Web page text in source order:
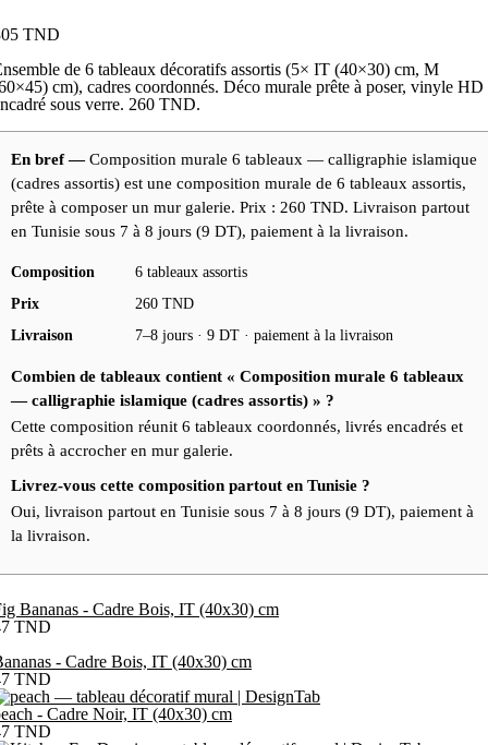
TND
de 6 tableaux décoratifs assortis (5× IT (40×30) cm, M
cm), cadres coordonnés. Déco murale prête à poser, vinyle HD
sous verre. 260 TND.
En bref —Composition murale 6 tableaux — calligraphie islamique
(cadres assortis) est une composition murale de 6 tableaux assortis,
prête à composer un mur galerie. Prix : 260 TND. Livraison partout
en Tunisie sous 7 à 8 jours (9 DT), paiement à la livraison.
Composition
6 tableaux assortis
Prix
260 TND
Livraison
7–8 jours · 9 DT · paiement à la livraison
Combien de tableaux contient « Composition murale 6 tableaux
— calligraphie islamique (cadres assortis) » ?
Cette composition réunit 6 tableaux coordonnés, livrés encadrés et
prêts à accrocher en mur galerie.
Livrez-vous cette composition partout en Tunisie ?
Oui, livraison partout en Tunisie sous 7 à 8 jours (9 DT), paiement à
la livraison.
Bananas - Cadre Bois, IT (40x30) cm
TND
- Cadre Bois, IT (40x30) cm
TND
- Cadre Noir, IT (40x30) cm
TND